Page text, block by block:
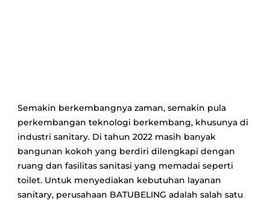
Semakin berkembangnya zaman, semakin pula
perkembangan teknologi berkembang, khusunya di
industri sanitary. Di tahun 2022 masih banyak
bangunan kokoh yang berdiri dilengkapi dengan
ruang dan fasilitas sanitasi yang memadai seperti
toilet. Untuk menyediakan kebutuhan layanan
sanitary, perusahaan BATUBELING adalah salah satu